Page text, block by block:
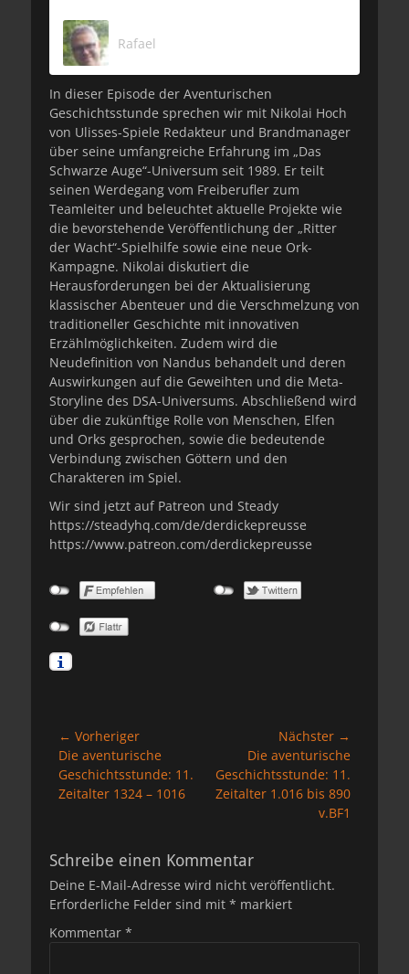
Rafael
In dieser Episode der Aventurischen
Geschichtsstunde sprechen wir mit Nikolai Hoch
von Ulisses-Spiele Redakteur und Brandmanager
über seine umfangreiche Erfahrung im „Das
Schwarze Auge“-Universum seit 1989. Er teilt
seinen Werdegang vom Freiberufler zum
Teamleiter und beleuchtet aktuelle Projekte wie
die bevorstehende Veröffentlichung der „Ritter
der Wacht“-Spielhilfe sowie eine neue Ork-
Kampagne. Nikolai diskutiert die
Herausforderungen bei der Aktualisierung
klassischer Abenteuer und die Verschmelzung von
traditioneller Geschichte mit innovativen
Erzählmöglichkeiten. Zudem wird die
Neudefinition von Nandus behandelt und deren
Auswirkungen auf die Geweihten und die Meta-
Storyline des DSA-Universums. Abschließend wird
über die zukünftige Rolle von Menschen, Elfen
und Orks gesprochen, sowie die bedeutende
Verbindung zwischen Göttern und den
Charakteren im Spiel.
Wir sind jetzt auf Patreon und Steady
https://steadyhq.com/de/derdickepreusse
https://www.patreon.com/derdickepreusse
Beitragsnavigation
← Vorheriger
Vorheriger
Beitrag:
Die aventurische
Geschichtsstunde: 11.
Zeitalter 1324 – 1016
Nächster →
Nächster
Beitrag:
Die aventurische
Geschichtsstunde: 11.
Zeitalter 1.016 bis 890
v.BF1
Schreibe einen Kommentar
Deine E-Mail-Adresse wird nicht veröffentlicht.
Erforderliche Felder sind mit * markiert
Kommentar *